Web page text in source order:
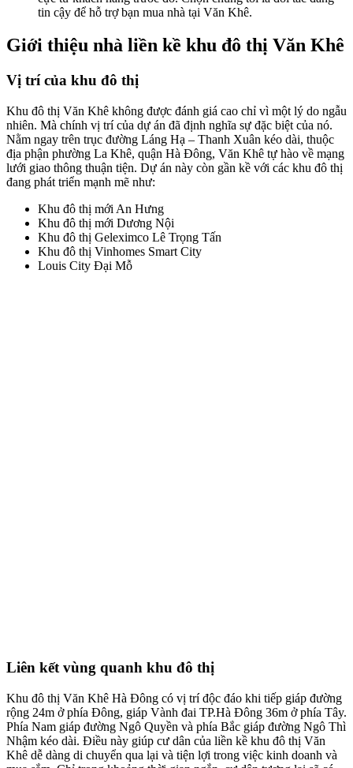
tin cậy để hỗ trợ bạn mua nhà tại Văn Khê.
Giới thiệu nhà liền kề khu đô thị Văn Khê
Vị trí của khu đô thị
Khu đô thị Văn Khê không được đánh giá cao chỉ vì một lý do ngẫu
nhiên. Mà chính vị trí của dự án đã định nghĩa sự đặc biệt của nó.
Nằm ngay trên trục đường Láng Hạ – Thanh Xuân kéo dài, thuộc
địa phận phường La Khê, quận Hà Đông, Văn Khê tự hào về mạng
lưới giao thông thuận tiện. Dự án này còn gần kề với các khu đô thị
đang phát triển mạnh mẽ như:
Khu đô thị mới An Hưng
Khu đô thị mới Dương Nội
Khu đô thị Geleximco Lê Trọng Tấn
Khu đô thị Vinhomes Smart City
Louis City Đại Mỗ
Liên kết vùng quanh khu đô thị
Khu đô thị Văn Khê Hà Đông có vị trí độc đáo khi tiếp giáp đường
rộng 24m ở phía Đông, giáp Vành đai TP.Hà Đông 36m ở phía Tây.
Phía Nam giáp đường Ngô Quyền và phía Bắc giáp đường Ngô Thì
Nhậm kéo dài. Điều này giúp cư dân của liền kề khu đô thị Văn
Khê dễ dàng di chuyển qua lại và tiện lợi trong việc kinh doanh và